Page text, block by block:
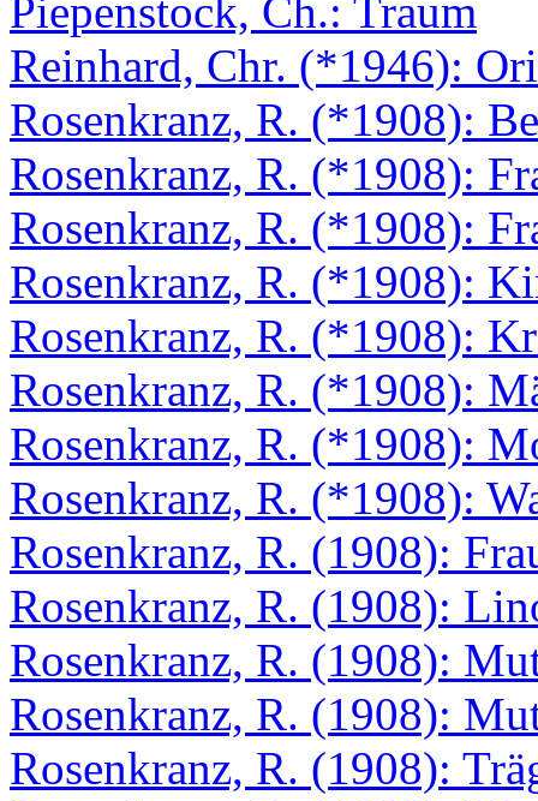
Piepenstock, Ch.: Traum
Reinhard, Chr. (*1946):
Rosenkranz, R. (*1908):
Rosenkranz, R. (*1908):
Rosenkranz, R. (*1908):
Rosenkranz, R. (*1908):
Rosenkranz, R. (*1908):
Rosenkranz, R. (*1908):
Rosenkranz, R. (*1908):
Rosenkranz, R. (*1908):
Rosenkranz, R. (1908):
Rosenkranz, R. (1908):
Rosenkranz, R. (1908):
Rosenkranz, R. (1908):
Rosenkranz, R. (1908):